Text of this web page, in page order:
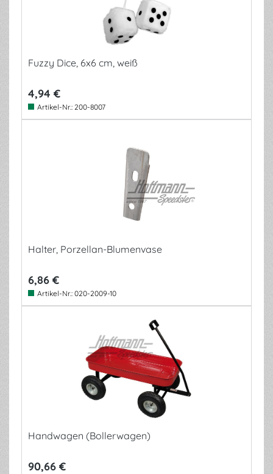
Fuzzy Dice, 6x6 cm, weiß
4,94 €
Artikel-Nr.: 200-8007
Halter, Porzellan-Blumenvase
6,86 €
Artikel-Nr.: 020-2009-10
Handwagen (Bollerwagen)
90,66 €